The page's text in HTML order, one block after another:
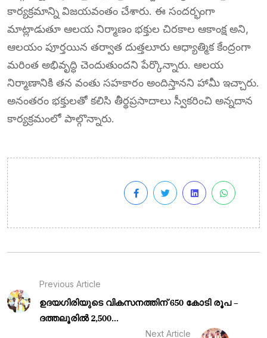
కార్యక్రమాన్ని విజయవంతం చేశారు. ఈ సందర్భంగా
మాట్లాడుతూ ఆలయ నిర్మాణం భక్తుల చిరకాల ఆకాంక్ష అని,
ఆలయం పూర్తయిన తర్వాత దుత్తలూరు ఆధ్యాత్మిక కేంద్రంగా
మరింత అభివృద్ధి చెందుతుందని పేర్కొన్నారు. ఆలయ
నిర్మాణానికి తన వంతు సహకారం అందిస్తానని హామీ ఇచ్చారు.
అనంతరం భక్తులతో కలిసి తీర్థప్రసాదాలు స్వీకరించి అన్నదాన
కార్యక్రమంలో పాల్గొన్నారు.
Previous Article
ഉദയഗിരിയുടെ വികസനത്തിന് 650 കോടി രൂപ –
ദത്തലൂരിൽ 2,500...
Next Article